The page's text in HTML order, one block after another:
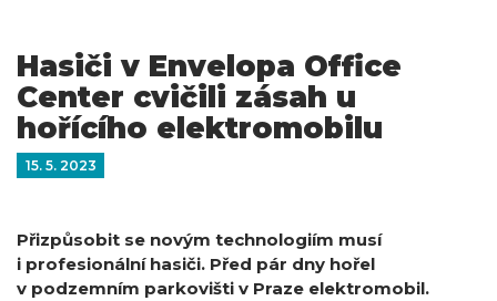
Hasiči v Envelopa Office
Center cvičili zásah u
hořícího elektromobilu
15. 5. 2023
Přizpůsobit se novým technologiím musí
i profesionální hasiči. Před pár dny hořel
v podzemním parkovišti v Praze elektromobil.